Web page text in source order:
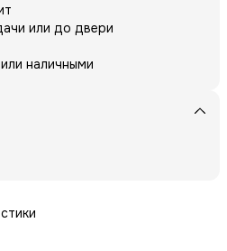
или до двери
наличными